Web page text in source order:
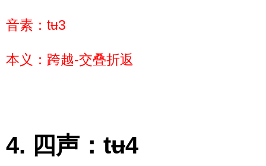
音素：tʉ3
本义：跨越-交叠折返
四声：tʉ4